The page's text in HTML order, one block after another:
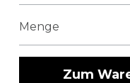
Menge
Zum